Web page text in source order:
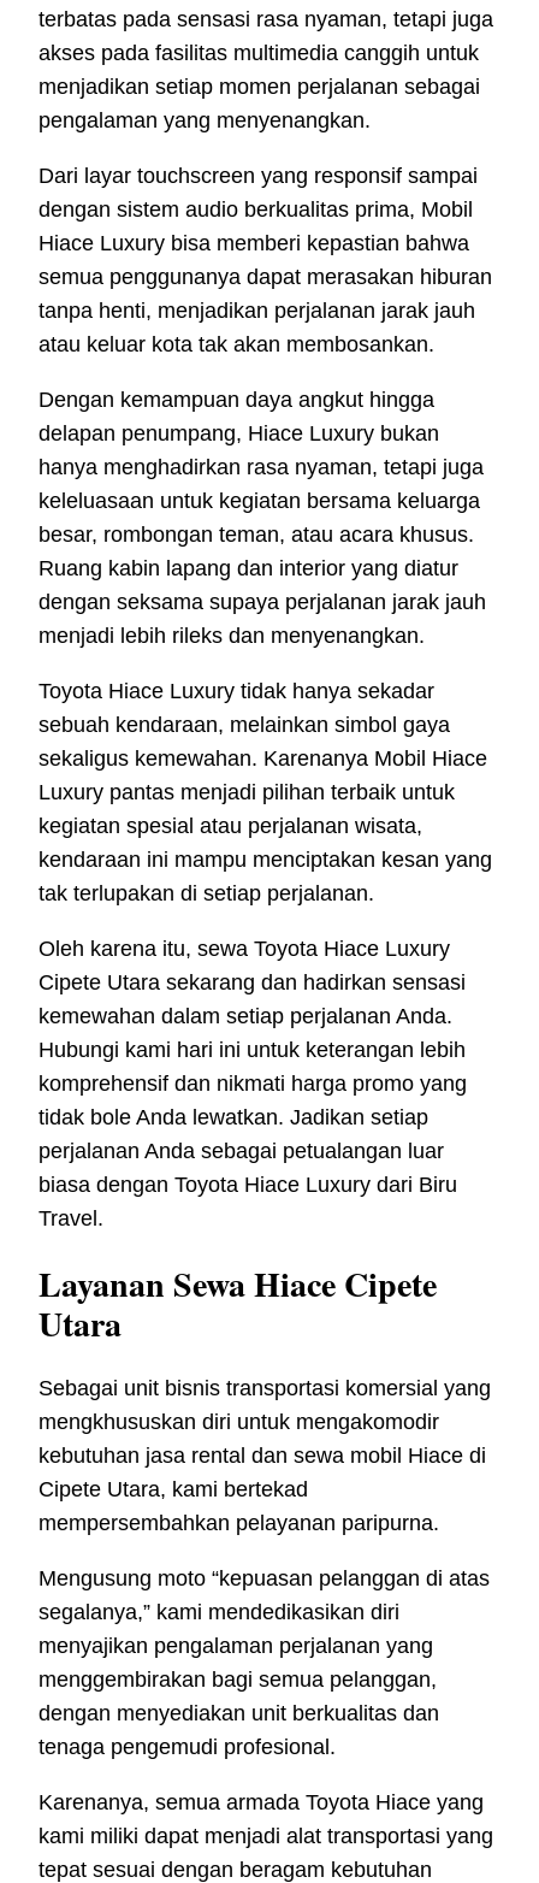
terbatas pada sensasi rasa nyaman, tetapi juga
akses pada fasilitas multimedia canggih untuk
menjadikan setiap momen perjalanan sebagai
pengalaman yang menyenangkan.
Dari layar touchscreen yang responsif sampai
dengan sistem audio berkualitas prima, Mobil
Hiace Luxury bisa memberi kepastian bahwa
semua penggunanya dapat merasakan hiburan
tanpa henti, menjadikan perjalanan jarak jauh
atau keluar kota tak akan membosankan.
Dengan kemampuan daya angkut hingga
delapan penumpang, Hiace Luxury bukan
hanya menghadirkan rasa nyaman, tetapi juga
keleluasaan untuk kegiatan bersama keluarga
besar, rombongan teman, atau acara khusus.
Ruang kabin lapang dan interior yang diatur
dengan seksama supaya perjalanan jarak jauh
menjadi lebih rileks dan menyenangkan.
Toyota Hiace Luxury tidak hanya sekadar
sebuah kendaraan, melainkan simbol gaya
sekaligus kemewahan. Karenanya Mobil Hiace
Luxury pantas menjadi pilihan terbaik untuk
kegiatan spesial atau perjalanan wisata,
kendaraan ini mampu menciptakan kesan yang
tak terlupakan di setiap perjalanan.
Oleh karena itu, sewa Toyota Hiace Luxury
Cipete Utara sekarang dan hadirkan sensasi
kemewahan dalam setiap perjalanan Anda.
Hubungi kami hari ini untuk keterangan lebih
komprehensif dan nikmati harga promo yang
tidak bole Anda lewatkan. Jadikan setiap
perjalanan Anda sebagai petualangan luar
biasa dengan Toyota Hiace Luxury dari Biru
Travel.
Layanan Sewa Hiace Cipete
Utara
Sebagai unit bisnis transportasi komersial yang
mengkhususkan diri untuk mengakomodir
kebutuhan jasa rental dan sewa mobil Hiace di
Cipete Utara, kami bertekad
mempersembahkan pelayanan paripurna.
Mengusung moto “kepuasan pelanggan di atas
segalanya,” kami mendedikasikan diri
menyajikan pengalaman perjalanan yang
menggembirakan bagi semua pelanggan,
dengan menyediakan unit berkualitas dan
tenaga pengemudi profesional.
Karenanya, semua armada Toyota Hiace yang
kami miliki dapat menjadi alat transportasi yang
tepat sesuai dengan beragam kebutuhan